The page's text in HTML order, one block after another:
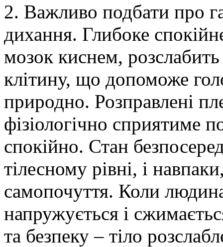
2. Важливо подбати про
дихання. Глибоке
мозок киснем,
клітину, що допоможе
природно. Розправлені
фізіологічно сприятиме
спокійно. Стан
тілесному рівні, і
самопочуття. Коли
напружується і
та безпеку – тіло